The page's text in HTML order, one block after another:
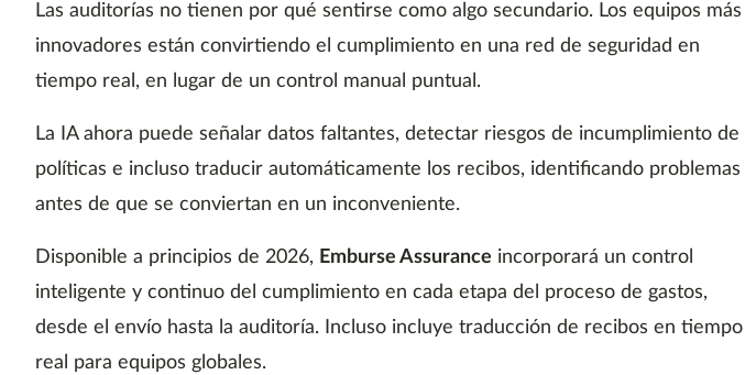
Las auditorías no tienen por qué sentirse como algo secundario. Los equipos más
innovadores están convirtiendo el cumplimiento en una red de seguridad en
tiempo real, en lugar de un control manual puntual.
La IA ahora puede señalar datos faltantes, detectar riesgos de incumplimiento de
políticas e incluso traducir automáticamente los recibos, identificando problemas
antes de que se conviertan en un inconveniente.
Disponible a principios de 2026, Emburse Assurance incorporará un control
inteligente y continuo del cumplimiento en cada etapa del proceso de gastos,
desde el envío hasta la auditoría. Incluso incluye traducción de recibos en tiempo
real para equipos globales.